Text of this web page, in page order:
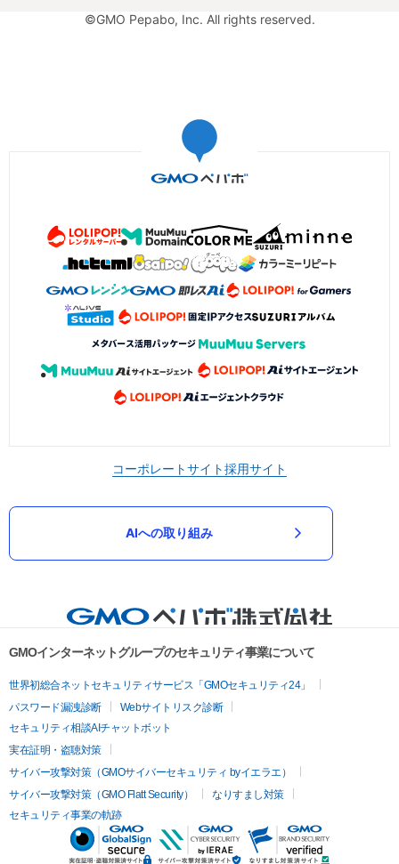
©GMO Pepabo, Inc. All rights reserved.
コーポレートサイト採用サイト
AIへの取り組み
GMOインターネットグループのセキュリティ事業について
世界初総合ネットセキュリティサービス「GMOセキュリティ24」
パスワード漏洩診断
Webサイトリスク診断
セキュリティ相談AIチャットボット
実在証明・盗聴対策
サイバー攻撃対策（GMOサイバーセキュリティ byイエラエ）
サイバー攻撃対策（GMO Flatt Security）
なりすまし対策
セキュリティ事業の軌跡